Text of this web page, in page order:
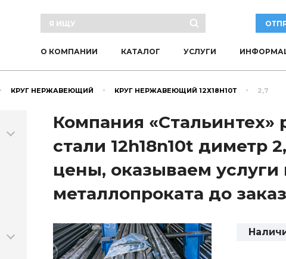
О КОМПАНИИ КАТАЛОГ УСЛУГИ
КРУГ НЕРЖАВЕЮЩИЙ КРУГ НЕРЖАВЕЮЩИЙ 12Х18Н10Т 2,7
Компания
стали 12h18n10t диметр
цены, оказываем услуги
металлопроката до